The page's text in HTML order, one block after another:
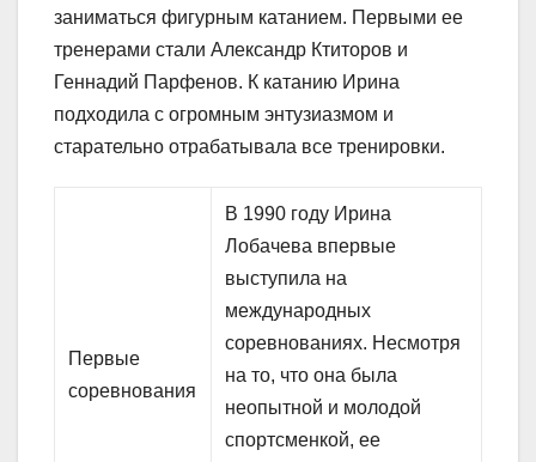
заниматься фигурным катанием. Первыми ее
тренерами стали Александр Ктиторов и
Геннадий Парфенов. К катанию Ирина
подходила с огромным энтузиазмом и
старательно отрабатывала все тренировки.
Первые
соревнования
В 1990 году Ирина
Лобачева впервые
выступила на
международных
соревнованиях. Несмотря
на то, что она была
неопытной и молодой
спортсменкой, ее